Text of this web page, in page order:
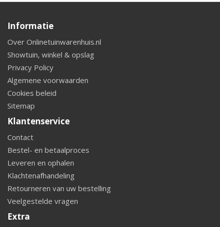
Informatie
Over Onlinetuinwarenhuis.nl
Showtuin, winkel & opslag
Privacy Policy
Algemene voorwaarden
Cookies beleid
Sitemap
Klantenservice
Contact
Bestel- en betaalproces
Leveren en ophalen
Klachtenafhandeling
Retourneren van uw bestelling
Veelgestelde vragen
Extra